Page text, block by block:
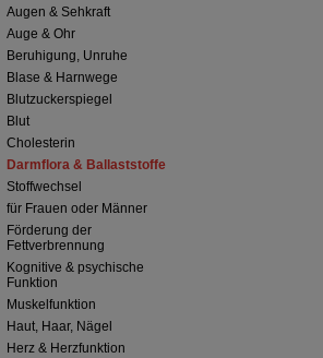
Augen & Sehkraft
Auge & Ohr
Beruhigung, Unruhe
Blase & Harnwege
Blutzuckerspiegel
Blut
Cholesterin
Darmflora & Ballaststoffe
Stoffwechsel
für Frauen oder Männer
Förderung der
Fettverbrennung
Kognitive & psychische
Funktion
Muskelfunktion
Haut, Haar, Nägel
Herz & Herzfunktion